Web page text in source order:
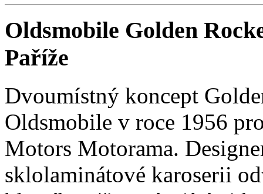
Oldsmobile Golden
Paříže
Dvoumístný koncept
Oldsmobile v roce 1956
Motors Motorama.
sklolaminátové karoserii